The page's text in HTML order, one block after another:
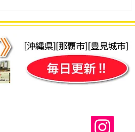
ばん段位」検定試験 合格発